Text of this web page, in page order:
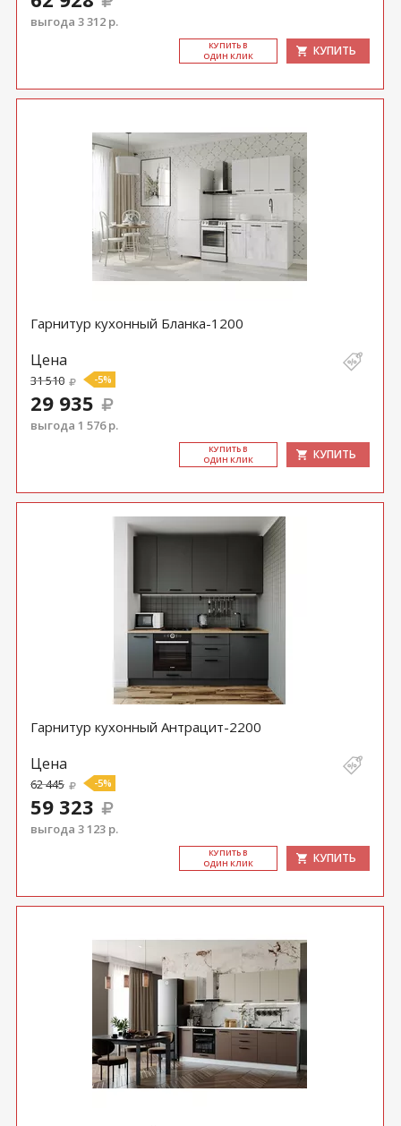
выгода 3 312 р.
КУ­ПИТЬ В
ОДИН КЛИК
КУПИТЬ
Гарнитур кухонный Бланка-1200
Цена
31 510 -5%
29 935
выгода 1 576 р.
КУ­ПИТЬ В
ОДИН КЛИК
КУПИТЬ
Гарнитур кухонный Антрацит-2200
Цена
62 445 -5%
59 323
выгода 3 123 р.
КУ­ПИТЬ В
ОДИН КЛИК
КУПИТЬ